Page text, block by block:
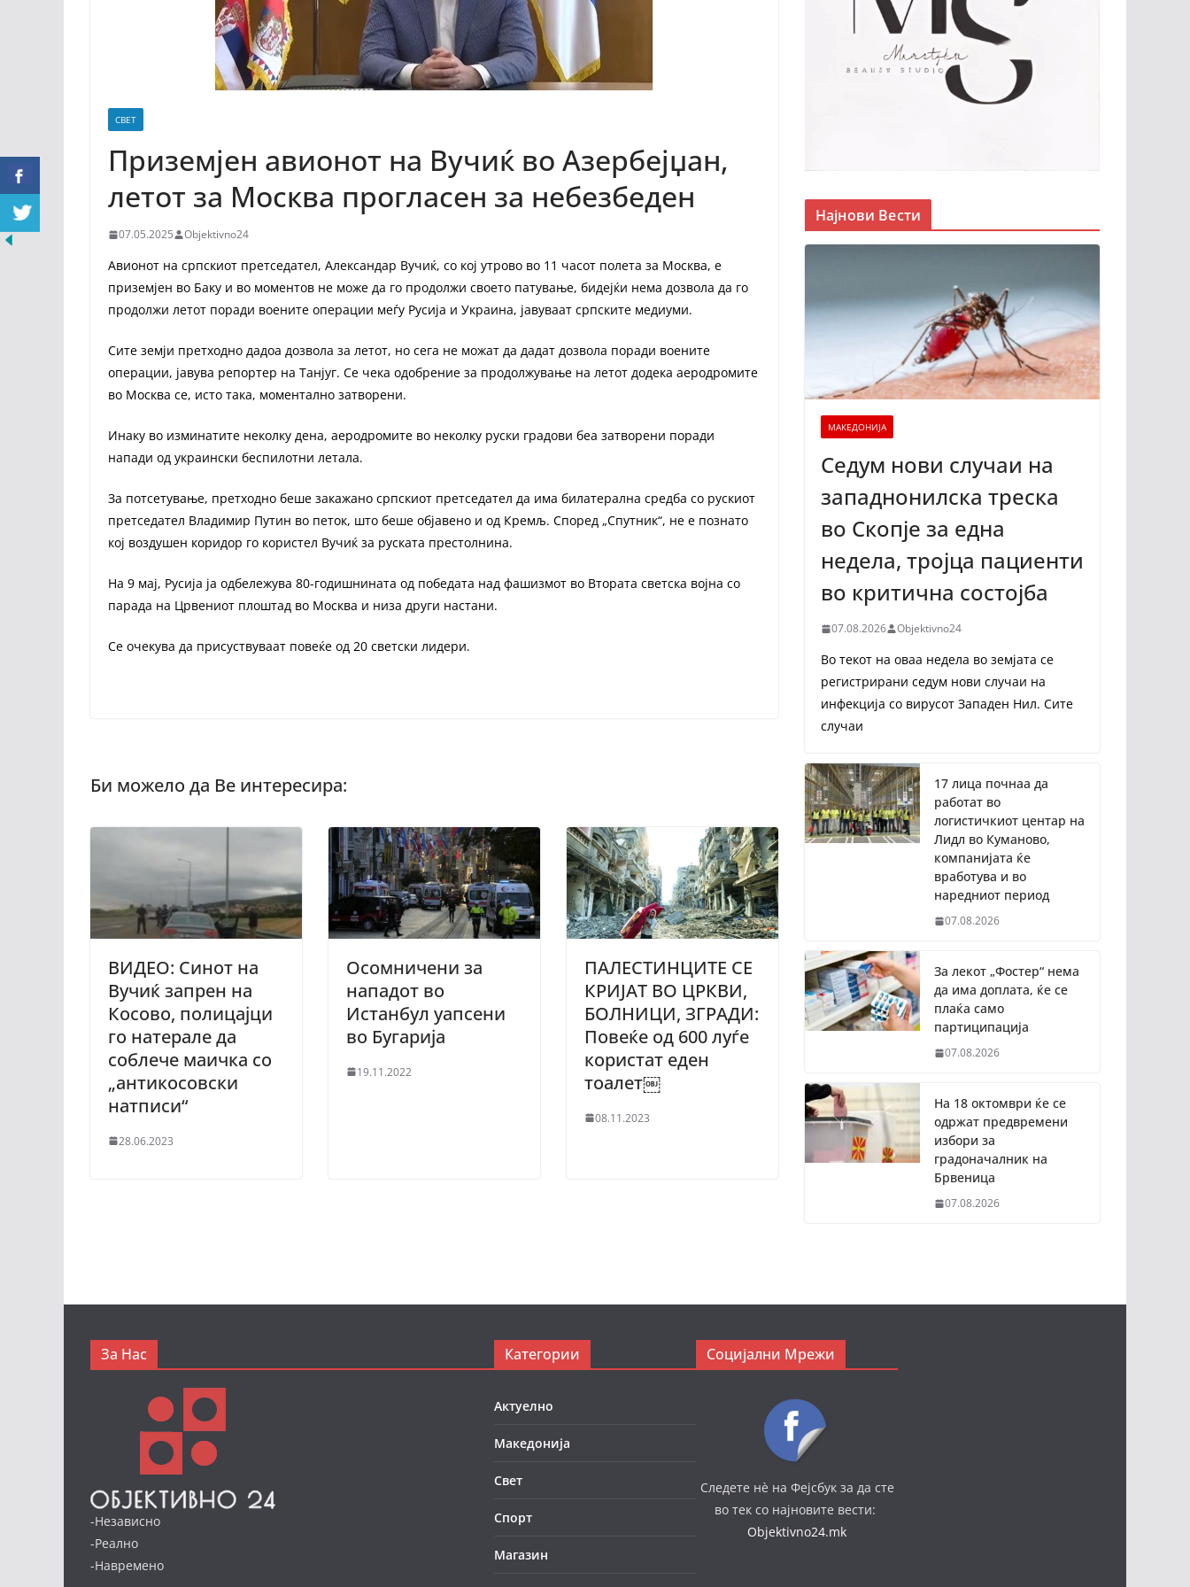
СВЕТ
Приземјен авионот на Вучиќ во Азербејџан,
летот за Москва прогласен за небезбеден
07.05.2025 Objektivno24
Авионот на српскиот претседател, Александар Вучиќ, со кој утрово во 11 часот полета за Москва, е
приземјен во Баку и во моментов не може да го продолжи своето патување, бидејќи нема дозвола да го
продолжи летот поради воените операции меѓу Русија и Украина, јавуваат српските медиуми.
Сите земји претходно дадоа дозвола за летот, но сега не можат да дадат дозвола поради воените
операции, јавува репортер на Танјуг. Се чека одобрение за продолжување на летот додека аеродромите
во Москва се, исто така, моментално затворени.
Инаку во изминатите неколку дена, аеродромите во неколку руски градови беа затворени поради
напади од украински беспилотни летала.
За потсетување, претходно беше закажано српскиот претседател да има билатерална средба со рускиот
претседател Владимир Путин во петок, што беше објавено и од Кремљ. Според „Спутник“, не е познато
кој воздушен коридор го користел Вучиќ за руската престолнина.
На 9 мај, Русија ја одбележува 80-годишнината од победата над фашизмот во Втората светска војна со
парада на Црвениот плоштад во Москва и низа други настани.
Се очекува да присуствуваат повеќе од 20 светски лидери.
ВИДЕО: Синот на
Вучиќ запрен на
Косово, полицајци
го натерале да
соблече маичка со
„антикосовски
натписи“
28.06.2023
Осомничени за
нападот во
Истанбул уапсени
во Бугарија
19.11.2022
ПАЛЕСТИНЦИТЕ СЕ
КРИЈАТ ВО ЦРКВИ,
БОЛНИЦИ, ЗГРАДИ:
Повеќе од 600 луѓе
користат еден
тоалет￼
08.11.2023
Најнови Вести
МАКЕДОНИЈА
Седум нови случаи на
западнонилска треска
во Скопје за една
недела, тројца пациенти
во критична состојба
07.08.2026 Objektivno24
Во текот на оваа недела во земјата се
регистрирани седум нови случаи на
инфекција со вирусот Западен Нил. Сите
случаи
17 лица почнаа да
работат во
логистичкиот центар на
Лидл во Куманово,
компанијата ќе
вработува и во
наредниот период
07.08.2026
За лекот „Фостер“ нема
да има доплата, ќе се
плаќа само
партиципација
07.08.2026
На 18 октомври ќе се
одржат предвремени
избори за
градоначалник на
Брвеница
07.08.2026
За Нас
-Независно
-Реално
-Навремено
Категории
Актуелно
Македонија
Свет
Спорт
Магазин
Социјални Мрежи
Следете нè на Фејсбук за да сте
во тек со најновите вести:
Objektivno24.mk